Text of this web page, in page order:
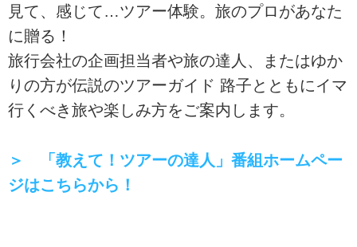
見て、感じて…ツアー体験。旅のプロがあなた
に贈る！
旅行会社の企画担当者や旅の達人、またはゆか
りの方が伝説のツアーガイド 路子とともにイマ
行くべき旅や楽しみ方をご案内します。
＞ 「教えて！ツアーの達人」番組ホームペー
ジはこちらから！